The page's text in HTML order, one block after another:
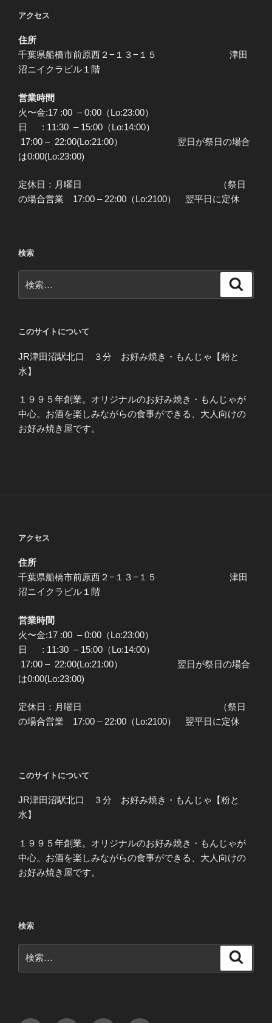
ン
アクセス
住所
千葉県船橋市前原西２−１３−１５ 津田
沼ニイクラビル１階
営業時間
火〜金:17 :00 – 0:00（Lo:23:00）
日 : 11:30 – 15:00（Lo:14:00）
17:00 – 22:00(Lo:21:00） 翌日が祭日の場合
は0:00(Lo:23:00)
定休日：月曜日 （祭日
の場合営業 17:00 – 22:00（Lo:2100） 翌平日に定休
検索
索:
このサイトについて
JR津田沼駅北口 ３分 お好み焼き・もんじゃ【粉と
水】
１９９５年創業。オリジナルのお好み焼き・もんじゃが
中心。お酒を楽しみながらの食事ができる、大人向けの
お好み焼き屋です。
アクセス
住所
千葉県船橋市前原西２−１３−１５ 津田
沼ニイクラビル１階
営業時間
火〜金:17 :00 – 0:00（Lo:23:00）
日 : 11:30 – 15:00（Lo:14:00）
17:00 – 22:00(Lo:21:00） 翌日が祭日の場合
は0:00(Lo:23:00)
定休日：月曜日 （祭日
の場合営業 17:00 – 22:00（Lo:2100） 翌平日に定休
このサイトについて
JR津田沼駅北口 ３分 お好み焼き・もんじゃ【粉と
水】
１９９５年創業。オリジナルのお好み焼き・もんじゃが
中心。お酒を楽しみながらの食事ができる、大人向けの
お好み焼き屋です。
検索
索: